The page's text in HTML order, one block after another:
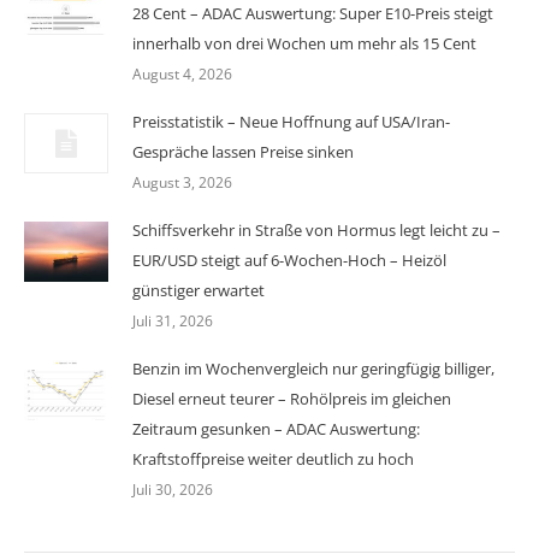
28 Cent – ADAC Auswertung: Super E10-Preis steigt
innerhalb von drei Wochen um mehr als 15 Cent
August 4, 2026
Preisstatistik – Neue Hoffnung auf USA/Iran-
Gespräche lassen Preise sinken
August 3, 2026
Schiffsverkehr in Straße von Hormus legt leicht zu –
EUR/USD steigt auf 6-Wochen-Hoch – Heizöl
günstiger erwartet
Juli 31, 2026
Benzin im Wochenvergleich nur geringfügig billiger,
Diesel erneut teurer – Rohölpreis im gleichen
Zeitraum gesunken – ADAC Auswertung:
Kraftstoffpreise weiter deutlich zu hoch
Juli 30, 2026